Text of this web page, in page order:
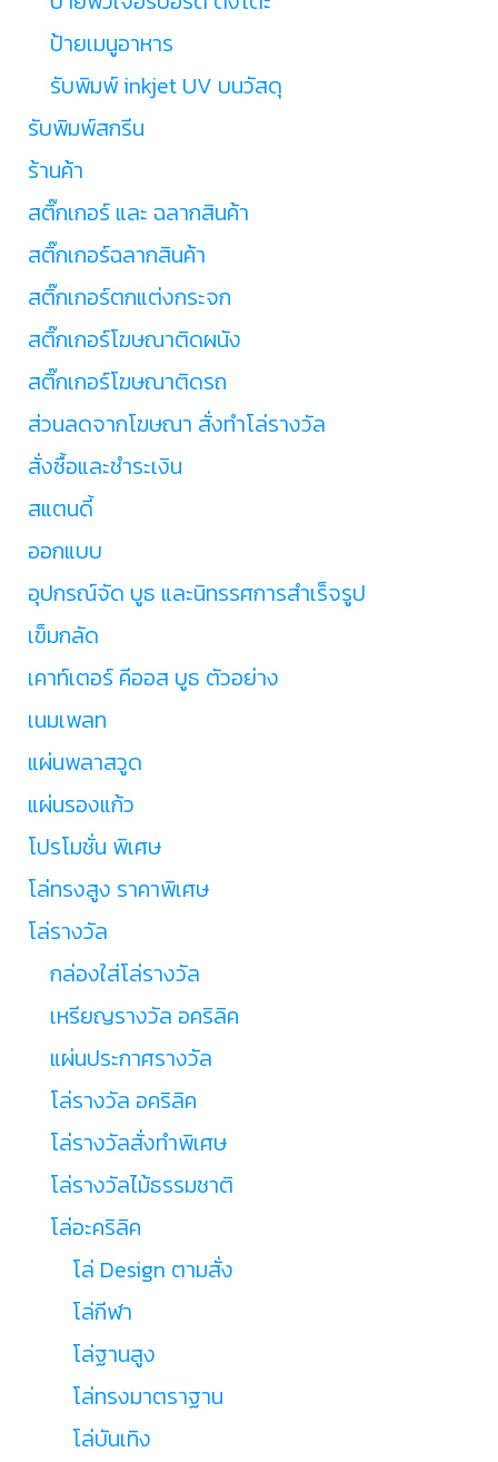
ป้ายเมนูอาหาร
รับพิมพ์ inkjet UV บนวัสดุ
รับพิมพ์สกรีน
ร้านค้า
สติ๊กเกอร์ และ ฉลากสินค้า
สติ๊กเกอร์ฉลากสินค้า
สติ๊กเกอร์ตกแต่งกระจก
สติ๊กเกอร์โฆษณาติดผนัง
สติ๊กเกอร์โฆษณาติดรถ
ส่วนลดจากโฆษณา สั่งทำโล่รางวัล
สั่งซื้อและชำระเงิน
สแตนดี้
ออกแบบ
อุปกรณ์จัด บูธ และนิทรรศการสำเร็จรูป
เข็มกลัด
เคาท์เตอร์ คีออส บูธ ตัวอย่าง
เนมเพลท
แผ่นพลาสวูด
แผ่นรองแก้ว
โปรโมชั่น พิเศษ
โล่ทรงสูง ราคาพิเศษ
โล่รางวัล
กล่องใส่โล่รางวัล
เหรียญรางวัล อคริลิค
แผ่นประกาศรางวัล
โล่รางวัล อคริลิค
โล่รางวัลสั่งทำพิเศษ
โล่รางวัลไม้ธรรมชาติ
โล่อะคริลิค
โล่ Design ตามสั่ง
โล่กีฬา
โล่ฐานสูง
โล่ทรงมาตราฐาน
โล่บันเทิง